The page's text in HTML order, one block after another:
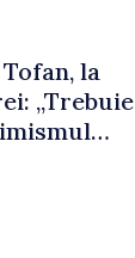
a
mai
la
„Trebuie